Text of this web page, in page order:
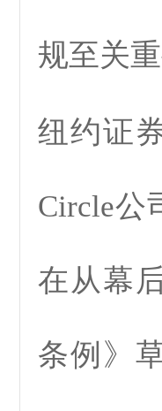
规至关重
纽约证
Circle公
在从幕
条例》